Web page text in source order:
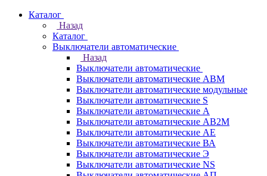
Каталог
Назад
Каталог
Выключатели автоматические
Назад
Выключатели автоматические
Выключатели автоматические АВМ
Выключатели автоматические модульные
Выключатели автоматические S
Выключатели автоматические А
Выключатели автоматические АВ2М
Выключатели автоматические АЕ
Выключатели автоматические ВА
Выключатели автоматические Э
Выключатели автоматические NS